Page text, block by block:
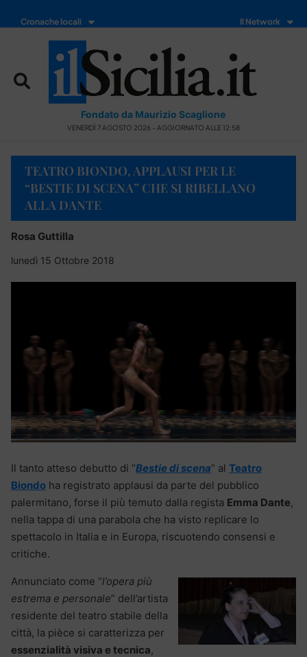
Cronache locali Il Network
Fondato da Maurizio Scaglione
VENERDÌ 7 AGOSTO 2026 - AGGIORNATO ALLE 12:58
TEATRO BIONDO, APPLAUSI PER LE
“BESTIE DI SCENA” CHE SI RIBELLANO
ALLA DANTE
Rosa Guttilla
lunedì 15 Ottobre 2018
Il tanto atteso debutto di “Bestie di scena” al Teatro
Biondo ha registrato applausi da parte del pubblico
palermitano, forse il più temuto dalla regista Emma Dante,
nella tappa di una parabola che ha visto replicare lo
spettacolo in Italia e in Europa, riscuotendo consensi e
critiche.
Annunciato come “l’opera più
estrema e personale” dell’artista
residente del teatro stabile della
città, la pièce si caratterizza per
essenzialità visiva e tecnica,